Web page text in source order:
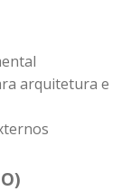
arquitetura e